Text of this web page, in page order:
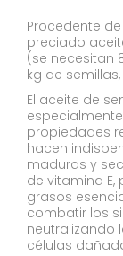
Procedente
preciado
(se necesitan
kg de
El aceite de
propiedades
hacen
maduras y
de vitamina
grasos
combatir los
neutralizando
células